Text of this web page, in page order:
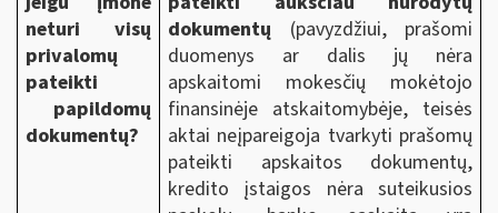
neturi visų
privalomų
pateikti
papildomų
dokumentų?
dokumentų (pavyzdžiui, prašomi
duomenys ar dalis jų nėra
apskaitomi mokesčių mokėtojo
finansinėje atskaitomybėje, teisės
aktai neįpareigoja tvarkyti prašomų
pateikti apskaitos dokumentų,
kredito įstaigos nėra suteikusios